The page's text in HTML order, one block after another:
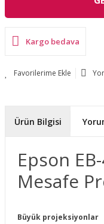
Kargo bedava
Ürün Bilgisi
Epson
Mesafe
Büyük projeksiyonlar